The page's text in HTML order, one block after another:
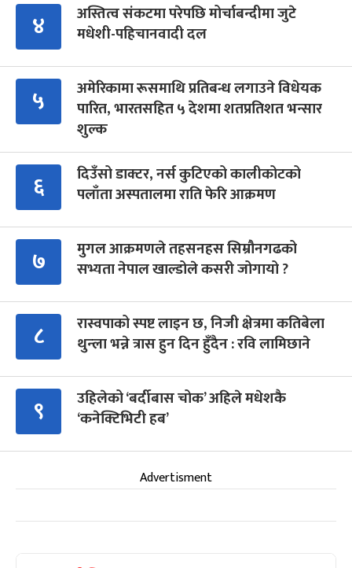
४
अस्तित्व संकटमा परेपछि मोर्चाबन्दीमा जुटे
मधेशी-पहिचानवादी दल
५
अमेरिकामा रूसमाथि प्रतिबन्ध लगाउने विधेयक
पारित, भारतसहित ५ देशमा शतप्रतिशत भन्सार
शुल्क
६
दिउँसो डाक्टर, नर्स कुटिएको कालीकोटको
पलाँता अस्पतालमा राति फेरि आक्रमण
७
मुगल आक्रमणले तहसनहस सिम्रौनगढको
सभ्यता नेपाल खाल्डोले कसरी जोगायो ?
८
रास्वपाको स्पष्ट लाइन छ, निजी क्षेत्रमा कतिबेला
थुन्ला भन्ने त्रास हुन दिन हुँदैन : रवि लामिछाने
९
उहिलेको ‘बर्दीबास चोक’ अहिले मधेशकै
‘कनेक्टिभिटी हब’
Advertisment